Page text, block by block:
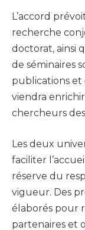
L’accord
recherche
doctorat, ainsi
de séminaires
publications et
viendra
chercheurs
Les deux
faciliter
réserve du
vigueur. Des
élaborés pour
partenaires et